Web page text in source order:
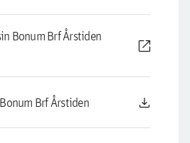
Bonum Brf Årstiden
open_in_new
Brf Årstiden download